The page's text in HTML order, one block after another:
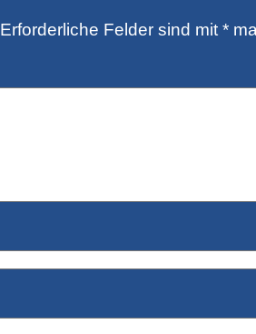
Erforderliche Felder sind mit*